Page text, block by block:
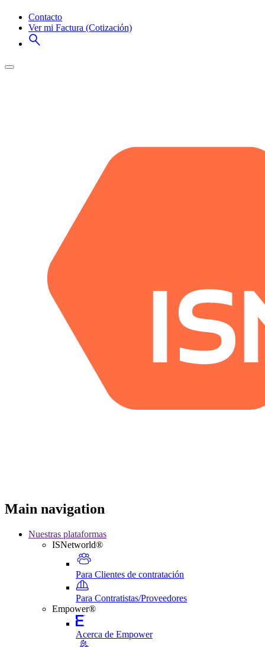
Contacto
Ver mi Factura (Cotización)
Main navigation
Nuestras plataformas
ISNetworld®
Para Clientes de contratación
Para Contratistas/Proveedores
Empower®
Acerca de Empower